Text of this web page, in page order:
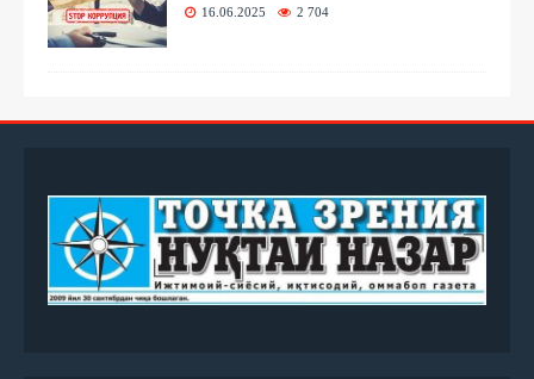
16.06.2025 2 704